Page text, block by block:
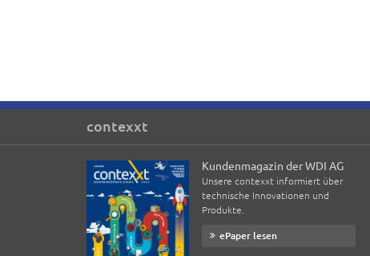
contexxt
Kundenmagazin der WDI AG
Unsere contexxt informiert über
technische Innovationen und
Produkte.
ePaper lesen